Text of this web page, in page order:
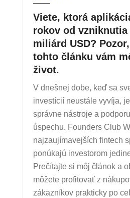
Viete, ktorá
rokov od vzniknutia
miliárd USD?
tohto článku vám
život.
V dnešnej dobe, keď sa
investícií neustále vyvíja,
správne nástroje a
úspechu. Founders Club
najzaujímavejších fintech
ponúkajú investorom
Prečítajte si môj článok a
môžete profitovať z
zákazníkov prakticky po